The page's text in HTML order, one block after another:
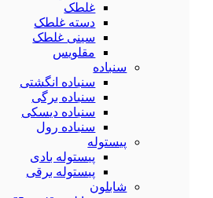
غلطک
دسته غلطک
سینی غلطک
مقلویس
سنباده
سنباده انگشتی
سنباده برگی
سنباده دیسکی
سنباده رول
پیستوله
پیستوله بادی
پیستوله برقی
شابلون